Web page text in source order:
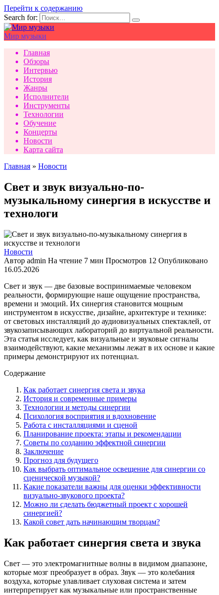
Перейти к содержанию
Search for:
Мир музыки
Главная
Обзоры
Интервью
История
Жанры
Исполнители
Инструменты
Технологии
Обучение
Концерты
Новости
Карта сайта
Главная » Новости
Свет и звук визуально-по-
музыкальному синергия в искусстве и
технологи
Новости
Автор admin На чтение 7 мин Просмотров 12 Опубликовано
16.05.2026
Свет и звук — две базовые воспринимаемые человеком
реальности, формирующие наше ощущение пространства,
времени и эмоций. Их синергия становится мощным
инструментом в искусстве, дизайне, архитектуре и технике:
от световых инсталляций до аудиовизуальных спектаклей, от
звукозаписывающих лабораторий до виртуальной реальности.
Эта статья исследует, как визуальные и звуковые сигналы
взаимодействуют, какие механизмы лежат в их основе и какие
примеры демонстрируют их потенциал.
Содержание
Как работает синергия света и звука
История и современные примеры
Технологии и методы синергии
Психология восприятия и вдохновение
Работа с инсталляциями и сценой
Планирование проекта: этапы и рекомендации
Советы по созданию эффектной синергии
Заключение
Прогноз для будущего
Как выбрать оптимальное освещение для синергии со
сценической музыкой?
Какие показатели важны для оценки эффективности
визуально-звукового проекта?
Можно ли сделать бюджетный проект с хорошей
синергией?
Какой совет дать начинающим творцам?
Как работает синергия света и звука
Свет — это электромагнитные волны в видимом диапазоне,
которые мозг преобразует в образ. Звук — это колебания
воздуха, которые улавливает слуховая система и затем
интерпретирует как музыкальные или пространственные